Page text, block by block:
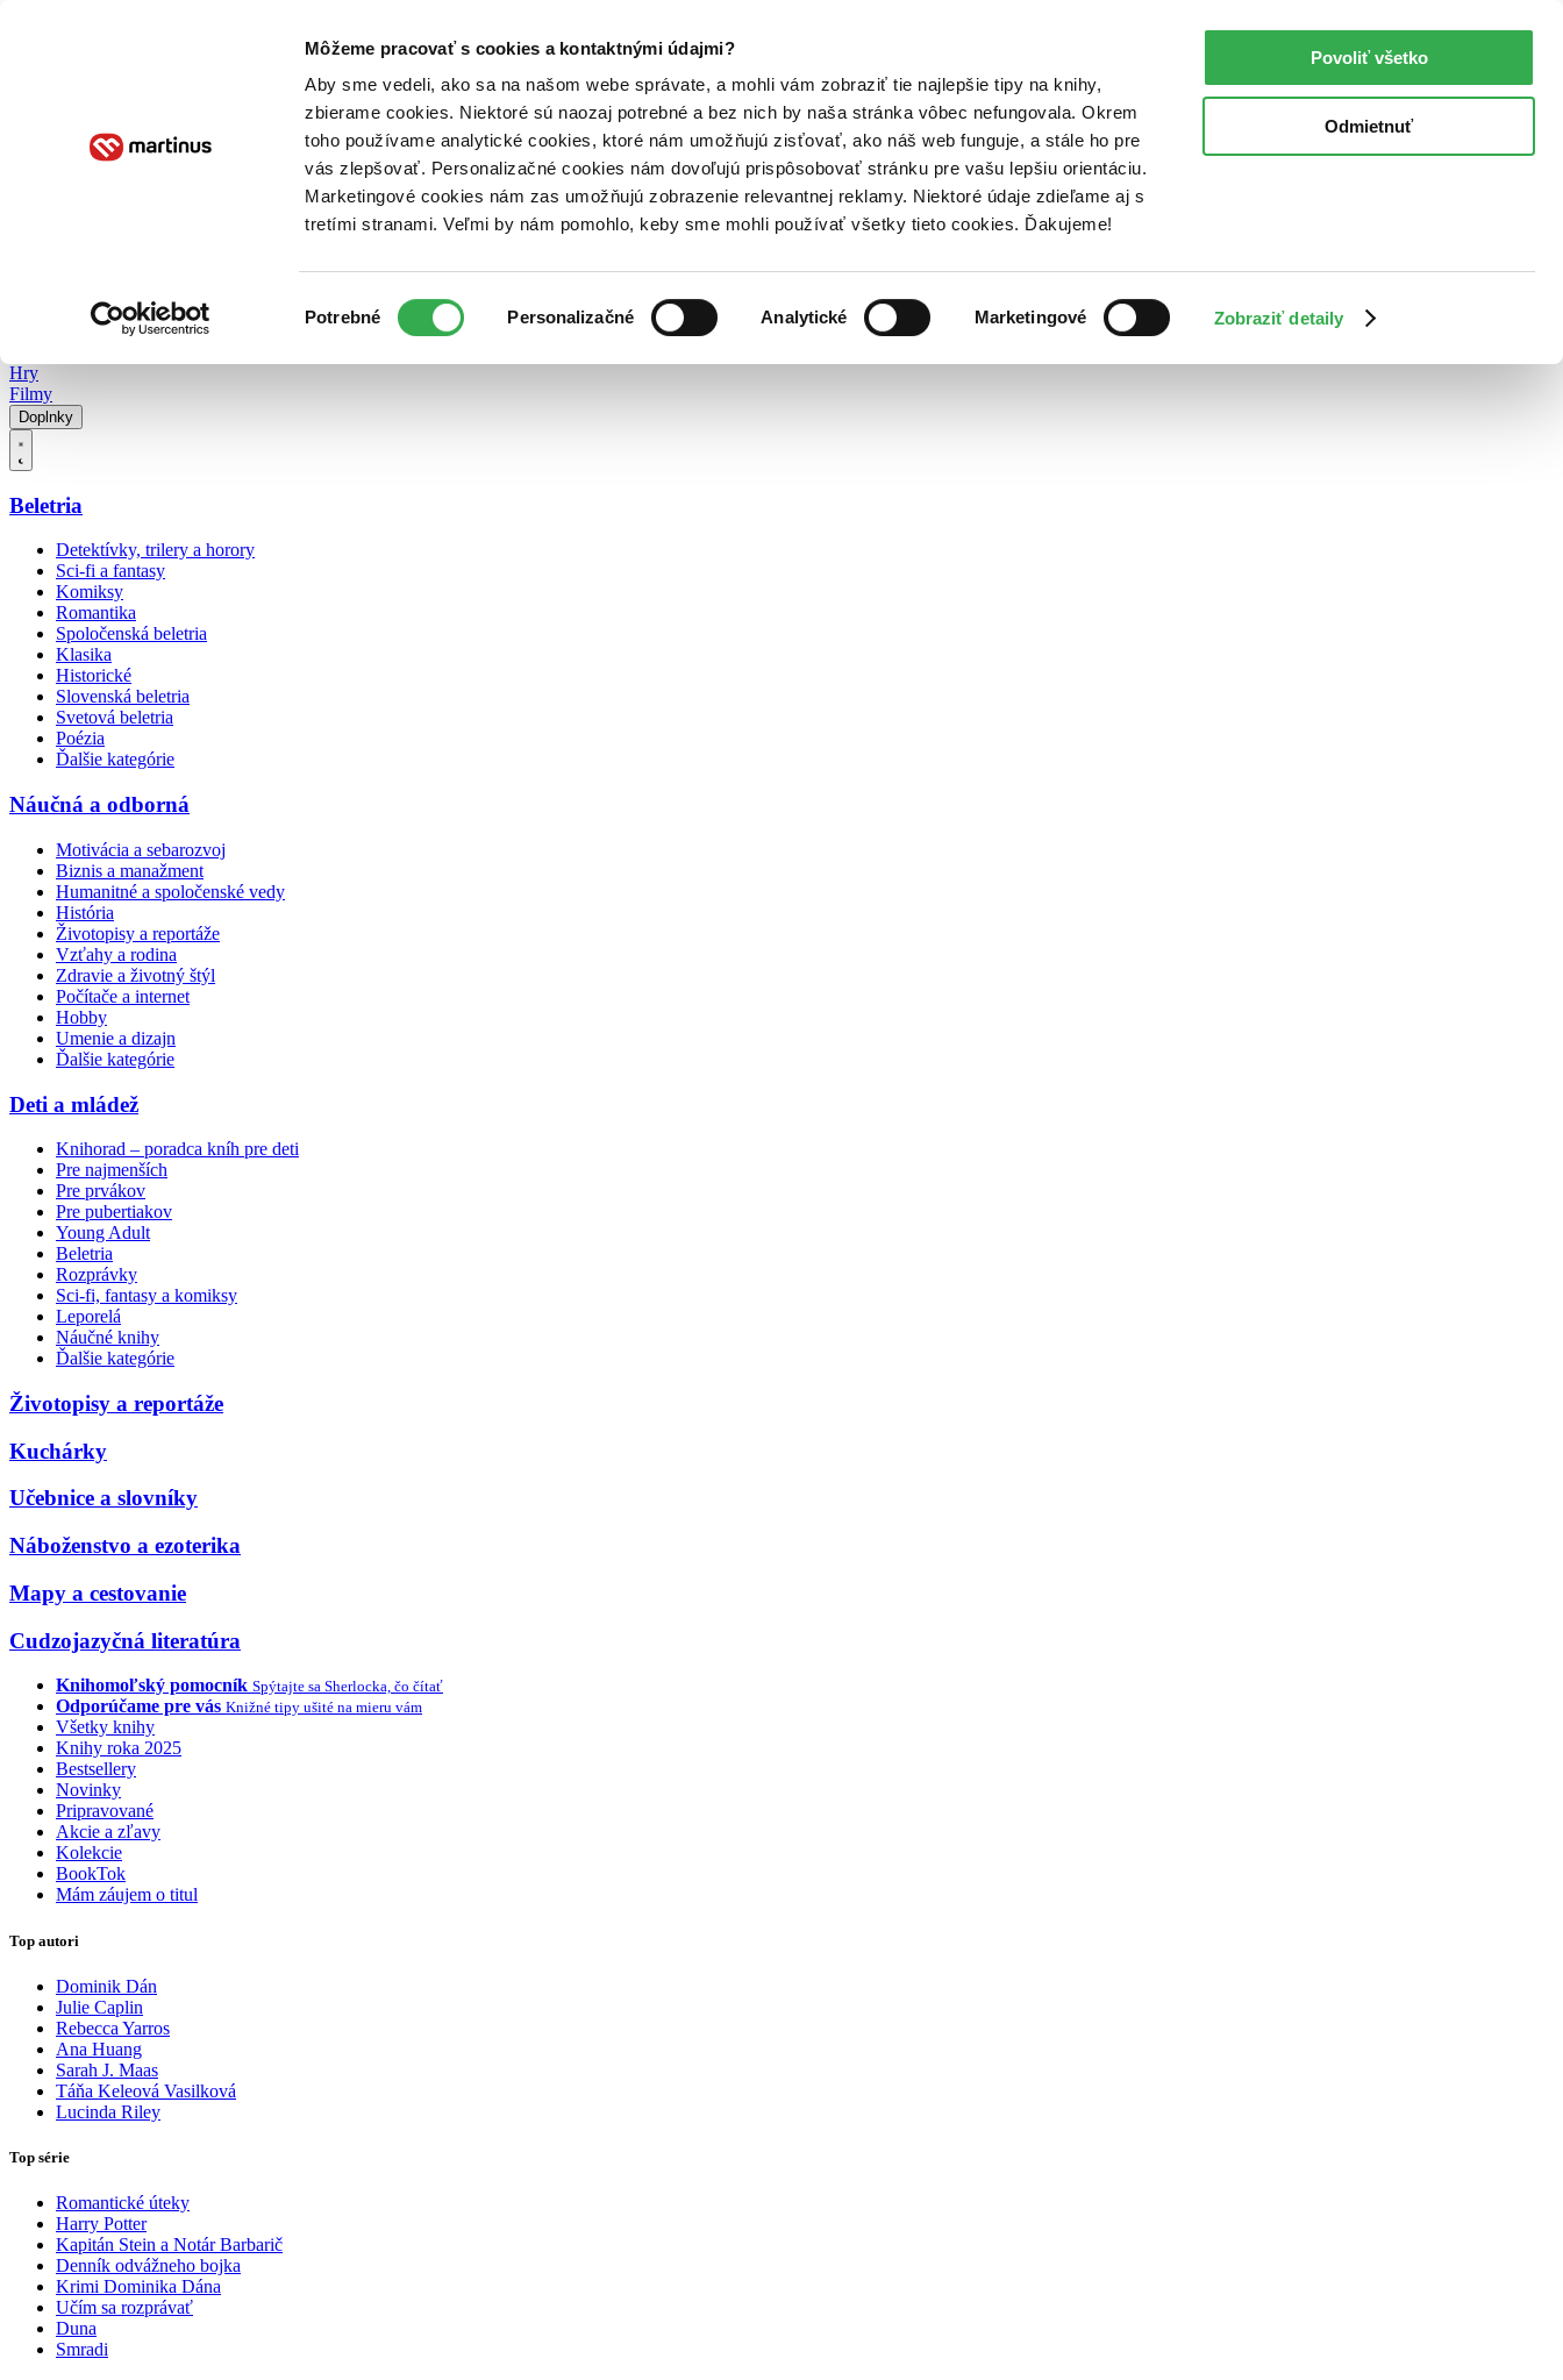
Môžeme pracovať s cookies a kontaktnými údajmi?
Aby sme vedeli, ako sa na našom webe správate, a mohli vám zobraziť tie najlepšie tipy na knihy,
zbierame cookies. Niektoré sú naozaj potrebné a bez nich by naša stránka vôbec nefungovala. Okrem
toho používame analytické cookies, ktoré nám umožňujú zisťovať, ako náš web funguje, a stále ho pre
vás zlepšovať. Personalizačné cookies nám dovoľujú prispôsobovať stránku pre vašu lepšiu orientáciu.
Marketingové cookies nám zas umožňujú zobrazenie relevantnej reklamy. Niektoré údaje zdieľame aj s
tretími stranami. Veľmi by nám pomohlo, keby sme mohli používať všetky tieto cookies. Ďakujeme!
súhlasu
Potrebné Personalizačné Analytické Marketingové Zobraziť detaily
Povoliť všetko
Odmietnuť
Poukážky Kontakt
Hry
Filmy
Doplnky
Beletria
Detektívky, trilery a horory
Sci-fi a fantasy
Komiksy
Romantika
Spoločenská beletria
Klasika
Historické
Slovenská beletria
Svetová beletria
Poézia
Ďalšie kategórie
Náučná a odborná
Motivácia a sebarozvoj
Biznis a manažment
Humanitné a spoločenské vedy
História
Životopisy a reportáže
Vzťahy a rodina
Zdravie a životný štýl
Počítače a internet
Hobby
Umenie a dizajn
Ďalšie kategórie
Deti a mládež
Knihorad – poradca kníh pre deti
Pre najmenších
Pre prvákov
Pre pubertiakov
Young Adult
Beletria
Rozprávky
Sci-fi, fantasy a komiksy
Leporelá
Náučné knihy
Ďalšie kategórie
Životopisy a reportáže
Kuchárky
Učebnice a slovníky
Náboženstvo a ezoterika
Mapy a cestovanie
Cudzojazyčná literatúra
Knihomoľský pomocník Spýtajte sa Sherlocka, čo čítať
Odporúčame pre vás Knižné tipy ušité na mieru vám
Všetky knihy
Knihy roka 2025
Bestsellery
Novinky
Pripravované
Akcie a zľavy
Kolekcie
BookTok
Mám záujem o titul
Top autori
Dominik Dán
Julie Caplin
Rebecca Yarros
Ana Huang
Sarah J. Maas
Táňa Keleová Vasilková
Lucinda Riley
Top série
Romantické úteky
Harry Potter
Kapitán Stein a Notár Barbarič
Denník odvážneho bojka
Krimi Dominika Dána
Učím sa rozprávať
Duna
Smradi